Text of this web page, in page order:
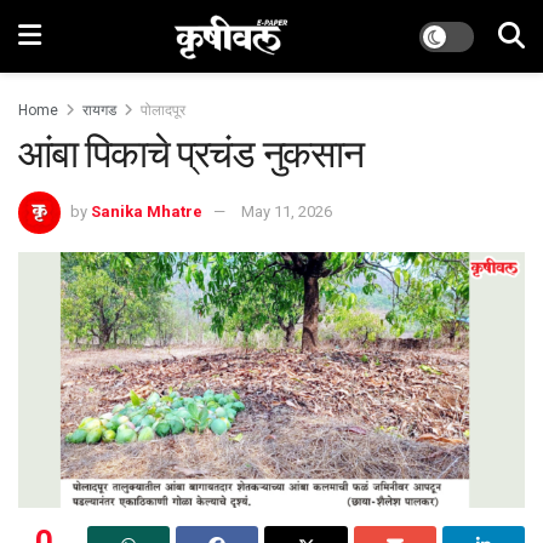
Home रायगड पोलादपूर
आंबा पिकाचे प्रचंड नुकसान
by Sanika Mhatre May 11, 2026